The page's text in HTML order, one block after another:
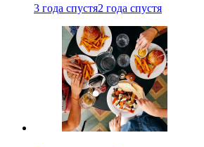
3 года спустя2 года спустя